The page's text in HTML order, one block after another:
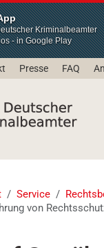
Kriminalbeamter
- in Google Play
Presse FAQ
Service
von